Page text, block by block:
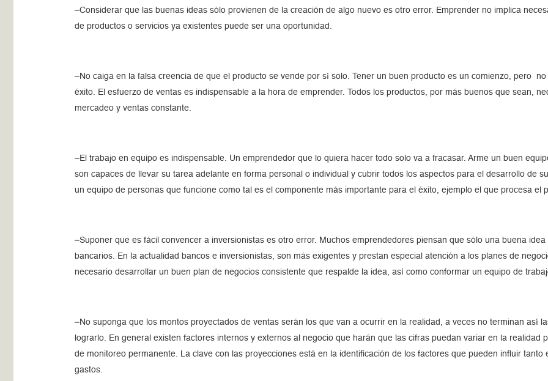
–Considerar que las buenas ideas sólo provienen de la creación de algo nuevo es otro error. Emprender no implica
de productos o servicios ya existentes puede ser una oportunidad.
–No caiga en la falsa creencia de que el producto se vende por sí solo. Tener un buen producto es un comienzo, pero
éxito. El esfuerzo de ventas es indispensable a la hora de emprender. Todos los productos, por más buenos que sean,
mercadeo y ventas constante.
–El trabajo en equipo es indispensable. Un emprendedor que lo quiera hacer todo solo va a fracasar. Arme un buen
son capaces de llevar su tarea adelante en forma personal o individual y cubrir todos los aspectos para el desarrollo de
un equipo de personas que funcione como tal es el componente más importante para el éxito, ejemplo el que procesa el
–Suponer que es fácil convencer a inversionistas es otro error. Muchos emprendedores piensan que sólo una buena
bancarios. En la actualidad bancos e inversionistas, son más exigentes y prestan especial atención a los planes de
necesario desarrollar un buen plan de negocios consistente que respalde la idea, así como conformar un equipo de
–No suponga que los montos proyectados de ventas serán los que van a ocurrir en la realidad, a veces no terminan así
lograrlo. En general existen factores internos y externos al negocio que harán que las cifras puedan variar en la realidad
de monitoreo permanente. La clave con las proyecciones está en la identificación de los factores que pueden influir
gastos.